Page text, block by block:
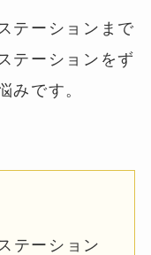
テーションまで
テーションをず
みです。
テーション